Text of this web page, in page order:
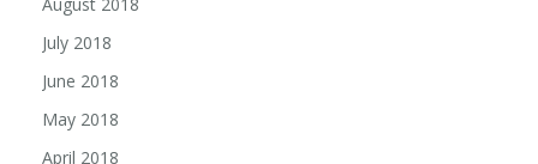
July 2018
June 2018
May 2018
April 2018